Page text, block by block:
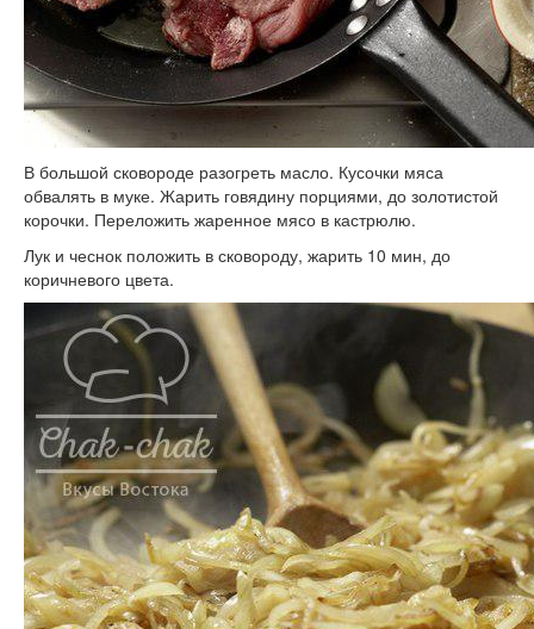
В большой сковороде разогреть масло. Кусочки мяса
обвалять в муке. Жарить говядину порциями, до золотистой
корочки. Переложить жаренное мясо в кастрюлю.
Лук и чеснок положить в сковороду, жарить 10 мин, до
коричневого цвета.